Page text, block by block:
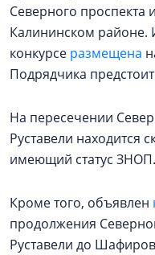
Северного проспекта
Калининском
конкурсе размещена
Подрядчика
На пересечении
Руставели находится
имеющий статус ЗНОП.
Кроме того, объявлен
продолжения
Руставели до